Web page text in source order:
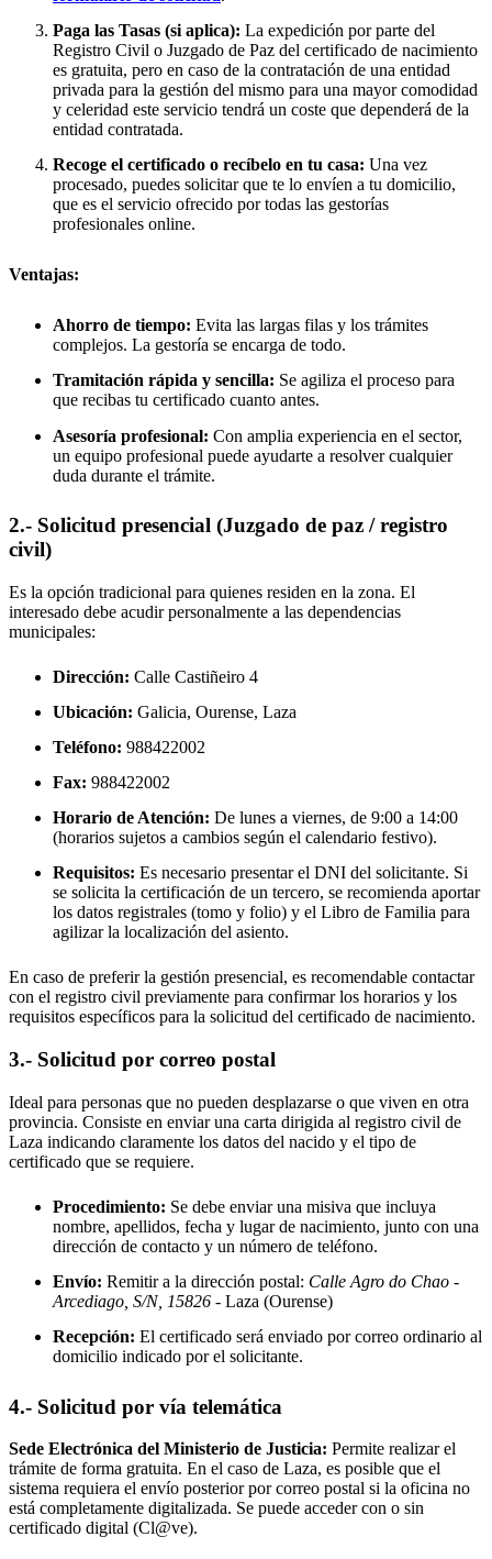
Paga las Tasas (si aplica): La expedición por parte del
Registro Civil o Juzgado de Paz del certificado de nacimiento
es gratuita, pero en caso de la contratación de una entidad
privada para la gestión del mismo para una mayor comodidad
y celeridad este servicio tendrá un coste que dependerá de la
entidad contratada.
Recoge el certificado o recíbelo en tu casa: Una vez
procesado, puedes solicitar que te lo envíen a tu domicilio,
que es el servicio ofrecido por todas las gestorías
profesionales online.
Ventajas:
Ahorro de tiempo: Evita las largas filas y los trámites
complejos. La gestoría se encarga de todo.
Tramitación rápida y sencilla: Se agiliza el proceso para
que recibas tu certificado cuanto antes.
Asesoría profesional: Con amplia experiencia en el sector,
un equipo profesional puede ayudarte a resolver cualquier
duda durante el trámite.
2.- Solicitud presencial (Juzgado de paz / registro
civil)
Es la opción tradicional para quienes residen en la zona. El
interesado debe acudir personalmente a las dependencias
municipales:
Dirección: Calle Castiñeiro 4
Ubicación: Galicia, Ourense, Laza
Teléfono: 988422002
Fax: 988422002
Horario de Atención: De lunes a viernes, de 9:00 a 14:00
(horarios sujetos a cambios según el calendario festivo).
Requisitos: Es necesario presentar el DNI del solicitante. Si
se solicita la certificación de un tercero, se recomienda aportar
los datos registrales (tomo y folio) y el Libro de Familia para
agilizar la localización del asiento.
En caso de preferir la gestión presencial, es recomendable contactar
con el registro civil previamente para confirmar los horarios y los
requisitos específicos para la solicitud del certificado de nacimiento.
3.- Solicitud por correo postal
Ideal para personas que no pueden desplazarse o que viven en otra
provincia. Consiste en enviar una carta dirigida al registro civil de
Laza indicando claramente los datos del nacido y el tipo de
certificado que se requiere.
Procedimiento: Se debe enviar una misiva que incluya
nombre, apellidos, fecha y lugar de nacimiento, junto con una
dirección de contacto y un número de teléfono.
Envío: Remitir a la dirección postal: Calle Agro do Chao -
Arcediago, S/N, 15826 - Laza (Ourense)
Recepción: El certificado será enviado por correo ordinario al
domicilio indicado por el solicitante.
4.- Solicitud por vía telemática
Sede Electrónica del Ministerio de Justicia: Permite realizar el
trámite de forma gratuita. En el caso de Laza, es posible que el
sistema requiera el envío posterior por correo postal si la oficina no
está completamente digitalizada. Se puede acceder con o sin
certificado digital (Cl@ve).